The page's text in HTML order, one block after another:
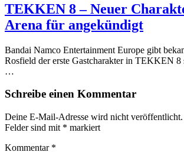
TEKKEN 8 – Neuer
Arena für angekündigt
Bandai Namco Entertainment Europe gibt
Rosfield der erste Gastcharakter in TEKKEN
…
Schreibe einen Kommentar
Deine E-Mail-Adresse wird nicht veröffentlicht.
Felder sind mit * markiert
Kommentar *